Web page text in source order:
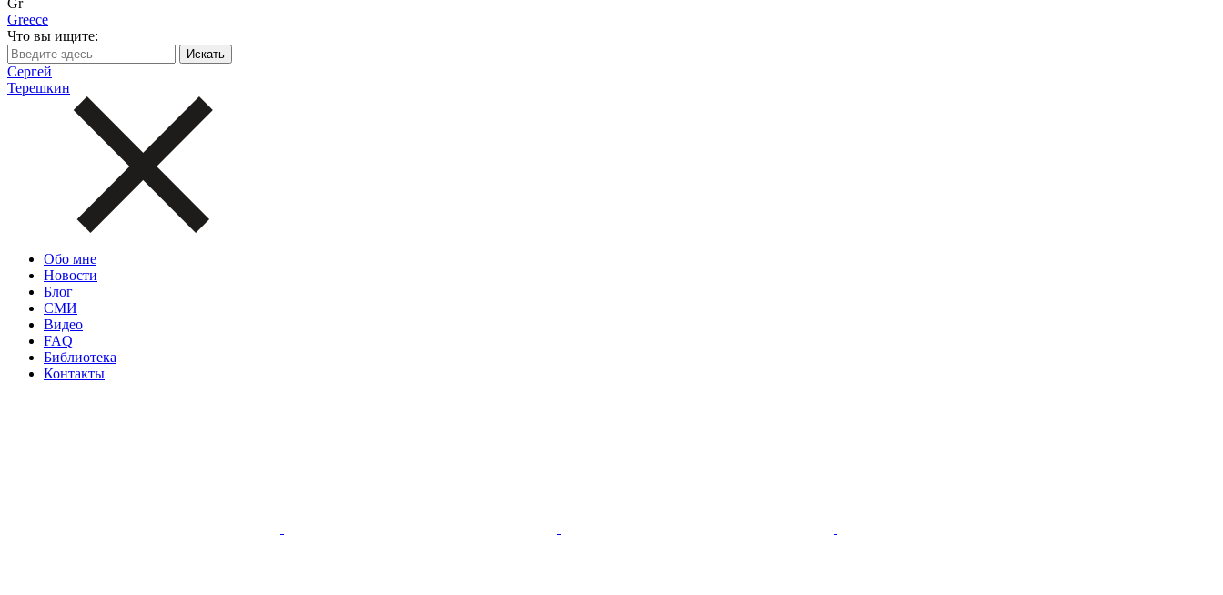
Gr
Greece
Что вы ищите:
Сергей
Терешкин
Обо мне
Новости
Блог
СМИ
Видео
FAQ
Библиотека
Контакты